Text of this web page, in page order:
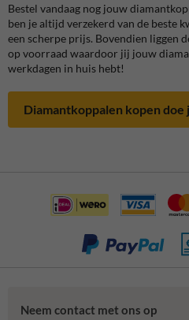
Bestel vandaag nog jouw
ben je altijd verzekerd van de beste
een scherpe prijs. Bovendien liggen
op voorraad waardoor jij jouw
werkdagen in huis hebt!
Diamantkoppalen kopen
Neem contact met ons op